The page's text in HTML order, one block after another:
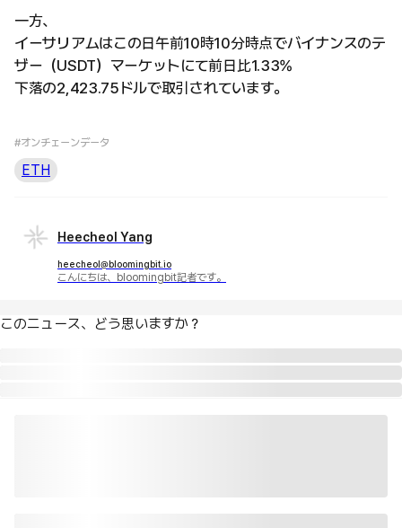
一方、
イーサリアムはこの日午前10時10分時点でバイナンスのテ
ザー（USDT）マーケットにて前日比1.33%
下落の2,423.75ドルで取引されています。
#オンチェーンデータ
ETH
Heecheol Yang
heecheol@bloomingbit.io
こんにちは、bloomingbit記者です。
このニュース、どう思いますか？